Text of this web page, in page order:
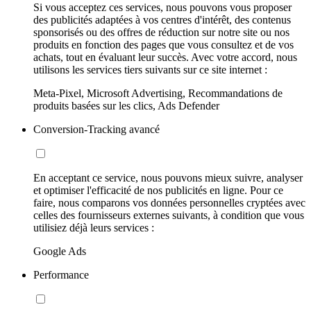
Si vous acceptez ces services, nous pouvons vous proposer
des publicités adaptées à vos centres d'intérêt, des contenus
sponsorisés ou des offres de réduction sur notre site ou nos
produits en fonction des pages que vous consultez et de vos
achats, tout en évaluant leur succès. Avec votre accord, nous
utilisons les services tiers suivants sur ce site internet :
Meta-Pixel, Microsoft Advertising, Recommandations de
produits basées sur les clics, Ads Defender
Conversion-Tracking avancé
En acceptant ce service, nous pouvons mieux suivre, analyser
et optimiser l'efficacité de nos publicités en ligne. Pour ce
faire, nous comparons vos données personnelles cryptées avec
celles des fournisseurs externes suivants, à condition que vous
utilisiez déjà leurs services :
Google Ads
Performance